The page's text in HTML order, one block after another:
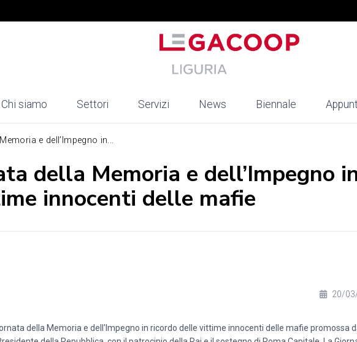
Chi siamo Settori Servizi News Biennale
e dell’Impegno in...
della Memoria e dell’Impegno
innocenti delle mafie
20/
della Memoria e dell'Impegno in ricordo delle vittime innocenti delle mafie promossa